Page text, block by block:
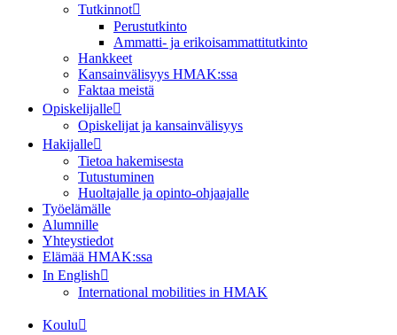
Tutkinnot
Perustutkinto
Ammatti- ja erikoisammattitutkinto
Hankkeet
Kansainvälisyys HMAK:ssa
Faktaa meistä
Opiskelijalle
Opiskelijat ja kansainvälisyys
Hakijalle
Tietoa hakemisesta
Tutustuminen
Huoltajalle ja opinto-ohjaajalle
Työelämälle
Alumnille
Yhteystiedot
Elämää HMAK:ssa
In English
International mobilities in HMAK
Koulu